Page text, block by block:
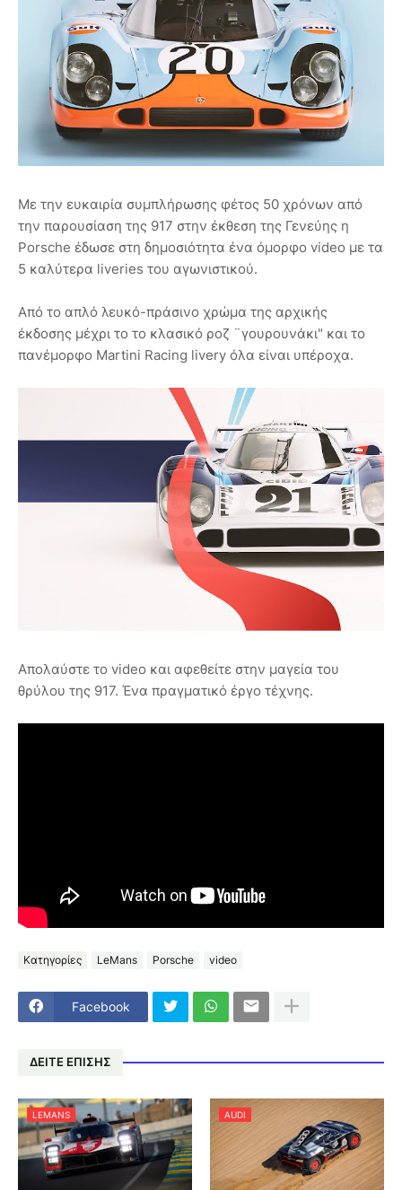
Με την ευκαιρία συμπλήρωσης φέτος 50 χρόνων από
την παρουσίαση της 917 στην έκθεση της Γενεύης η
Porsche έδωσε στη δημοσιότητα ένα όμορφο video με τα
5 καλύτερα liveries του αγωνιστικού.
Από το απλό λευκό-πράσινο χρώμα της αρχικής
έκδοσης μέχρι το το κλασικό ροζ ¨γουρουνάκι" και το
πανέμορφο Martini Racing livery όλα είναι υπέροχα.
Απολαύστε το video και αφεθείτε στην μαγεία του
θρύλου της 917. Ένα πραγματικό έργο τέχνης.
Κατηγορίες LeMans Porsche video
Facebook
ΔΕΙΤΕ ΕΠΙΣΗΣ
LEMANS AUDI